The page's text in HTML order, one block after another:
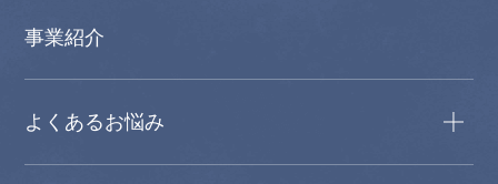
事業紹介
よくあるお悩み